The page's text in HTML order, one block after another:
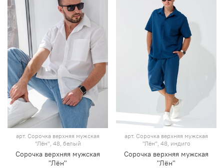
арт. Сорочка верхняя мужская
"Лён", 48, белый
Сорочка верхняя мужская
"Лён"
арт. Сорочка верхняя мужская
"Лён", 48, индиго
Сорочка верхняя мужская
"Лён"